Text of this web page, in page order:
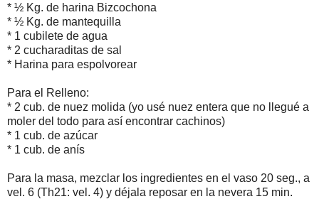
* ½ Kg. de harina Bizcochona
* ½ Kg. de mantequilla
* 1 cubilete de agua
* 2 cucharaditas de sal
* Harina para espolvorear
Para el Relleno:
* 2 cub. de nuez molida (yo usé nuez entera que no llegué a
moler del todo para así encontrar cachinos)
* 1 cub. de azúcar
* 1 cub. de anís
Para la masa, mezclar los ingredientes en el vaso 20 seg., a
vel. 6 (Th21: vel. 4) y déjala reposar en la nevera 15 min.